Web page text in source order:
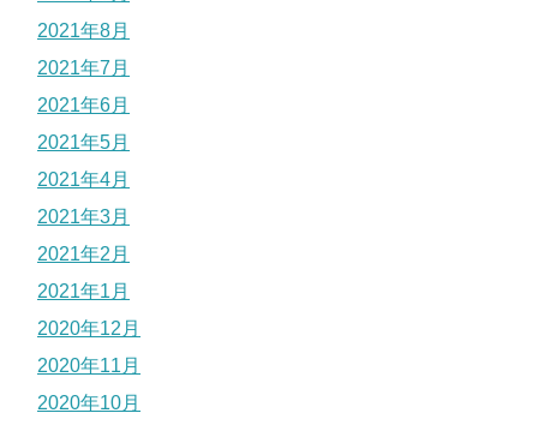
2021年8月
2021年7月
2021年6月
2021年5月
2021年4月
2021年3月
2021年2月
2021年1月
2020年12月
2020年11月
2020年10月